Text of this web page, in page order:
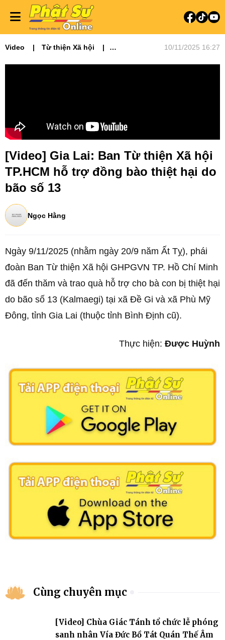
Video
Từ thiện Xã hội
10/11/2025 16:27
[Video] Gia Lai: Ban Từ thiện Xã hội
TP.HCM hỗ trợ đồng bào thiệt hại do
bão số 13
Ngọc Hằng
Ngày 9/11/2025 (nhằm ngày 20/9 năm Ất Tỵ), phái
đoàn Ban Từ thiện Xã hội GHPGVN TP. Hồ Chí Minh
đã đến thăm và trao quà hỗ trợ cho bà con bị thiệt hại
do bão số 13 (Kalmaegi) tại xã Đề Gi và xã Phù Mỹ
Đông, tỉnh Gia Lai (thuộc tỉnh Bình Định cũ).
Thực hiện: Được Huỳnh
Cùng chuyên mục
[Video] Chùa Giác Tánh tổ chức lễ phóng
sanh nhân Vía Đức Bồ Tát Quán Thế Âm